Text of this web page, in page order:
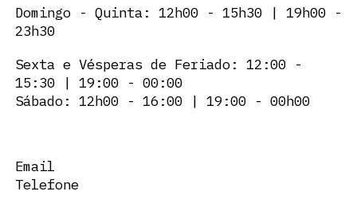
Domingo - Quinta: 12h00 - 15h30 | 19h00 -
23h30
Sexta e Vésperas de Feriado: 12:00 -
15:30 | 19:00 - 00:00
Sábado: 12h00 - 16:00 | 19:00 - 00h00
Email
Telefone